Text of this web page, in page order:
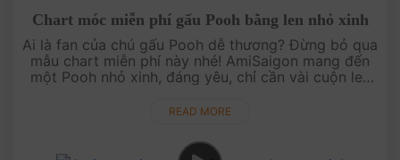
Chart móc miễn phí gấu Pooh bằng len nhỏ xinh
Ai là fan của chú gấu Pooh dễ thương? Đừng bỏ qua
mẫu chart miễn phí này nhé! AmiSaigon mang đến
một Pooh nhỏ xinh, đáng yêu, chỉ cần vài cuộn len
tuyệt vời. Hãy thử sứ....
READ MORE